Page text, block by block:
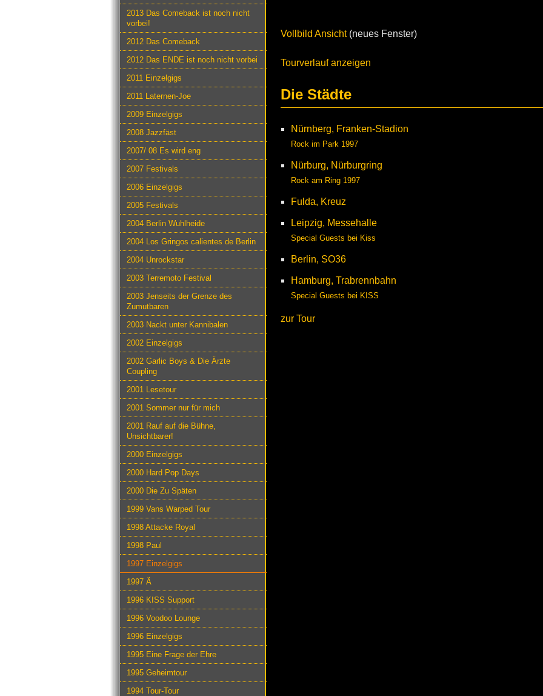
2013 Das Comeback ist noch nicht
vorbei!
2012 Das Comeback
2012 Das ENDE ist noch nicht vorbei
2011 Einzelgigs
2011 Laternen-Joe
2009 Einzelgigs
2008 Jazzfäst
2007/ 08 Es wird eng
2007 Festivals
2006 Einzelgigs
2005 Festivals
2004 Berlin Wuhlheide
2004 Los Gringos calientes de Berlin
2004 Unrockstar
2003 Terremoto Festival
2003 Jenseits der Grenze des
Zumutbaren
2003 Nackt unter Kannibalen
2002 Einzelgigs
2002 Garlic Boys & Die Ärzte
Coupling
2001 Lesetour
2001 Sommer nur für mich
2001 Rauf auf die Bühne,
Unsichtbarer!
2000 Einzelgigs
2000 Hard Pop Days
2000 Die Zu Späten
1999 Vans Warped Tour
1998 Attacke Royal
1998 Paul
1997 Einzelgigs
1997 Ä
1996 KISS Support
1996 Voodoo Lounge
1996 Einzelgigs
1995 Eine Frage der Ehre
1995 Geheimtour
1994 Tour-Tour
Vollbild Ansicht(neues Fenster)
Tourverlauf anzeigen
Die Städte
Nürnberg, Franken-Stadion
Rock im Park 1997
Nürburg, Nürburgring
Rock am Ring 1997
Fulda, Kreuz
Leipzig, Messehalle
Special Guests bei Kiss
Berlin, SO36
Hamburg, Trabrennbahn
Special Guests bei KISS
zur Tour